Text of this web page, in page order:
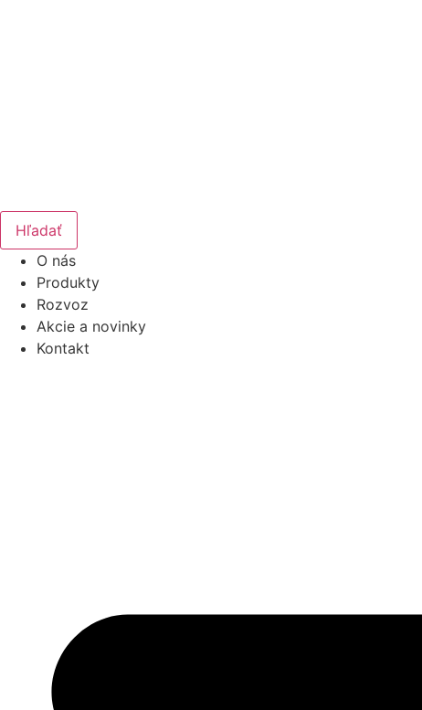
Hľadať
O nás
Produkty
Rozvoz
Akcie a novinky
Kontakt